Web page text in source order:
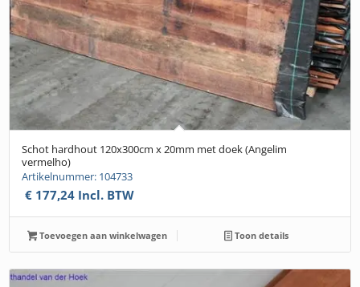
Schot hardhout 120x300cm x 20mm met doek (Angelim
vermelho)
Artikelnummer: 104733
€ 177,24 Incl. BTW
Toevoegen aan winkelwagen Toon details